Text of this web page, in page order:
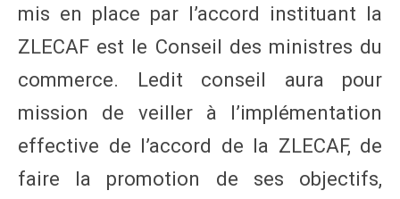
mis en place par l’accord instituant la
ZLECAF est le Conseil des ministres du
commerce. Ledit conseil aura pour
mission de veiller à l’implémentation
effective de l’accord de la ZLECAF, de
faire la promotion de ses objectifs,